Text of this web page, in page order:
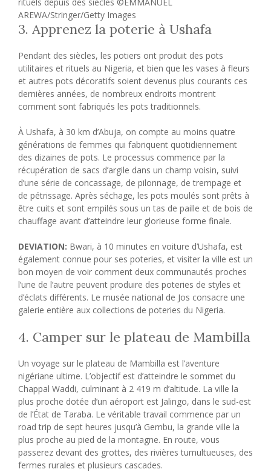
rituels depuis des siècles ©EMMANUEL
AREWA/Stringer/Getty Images
3. Apprenez la poterie à Ushafa
Pendant des siècles, les potiers ont produit des pots
utilitaires et rituels au Nigeria, et bien que les vases à fleurs
et autres pots décoratifs soient devenus plus courants ces
dernières années, de nombreux endroits montrent
comment sont fabriqués les pots traditionnels.
À Ushafa, à 30 km d’Abuja, on compte au moins quatre
générations de femmes qui fabriquent quotidiennement
des dizaines de pots. Le processus commence par la
récupération de sacs d’argile dans un champ voisin, suivi
d’une série de concassage, de pilonnage, de trempage et
de pétrissage. Après séchage, les pots moulés sont prêts à
être cuits et sont empilés sous un tas de paille et de bois de
chauffage avant d’atteindre leur glorieuse forme finale.
DEVIATION: Bwari, à 10 minutes en voiture d’Ushafa, est
également connue pour ses poteries, et visiter la ville est un
bon moyen de voir comment deux communautés proches
l’une de l’autre peuvent produire des poteries de styles et
d’éclats différents. Le musée national de Jos consacre une
galerie entière aux collections de poteries du Nigeria.
4. Camper sur le plateau de Mambilla
Un voyage sur le plateau de Mambilla est l’aventure
nigériane ultime. L’objectif est d’atteindre le sommet du
Chappal Waddi, culminant à 2 419 m d’altitude. La ville la
plus proche dotée d’un aéroport est Jalingo, dans le sud-est
de l’État de Taraba. Le véritable travail commence par un
road trip de sept heures jusqu’à Gembu, la grande ville la
plus proche au pied de la montagne. En route, vous
passerez devant des grottes, des rivières tumultueuses, des
fermes rurales et plusieurs cascades.